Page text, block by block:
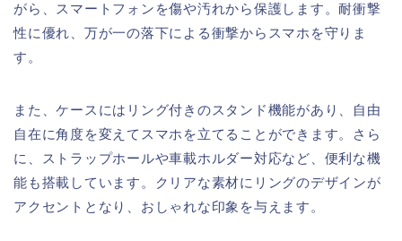
がら、スマートフォンを傷や汚れから保護します。耐衝撃
性に優れ、万が一の落下による衝撃からスマホを守りま
す。
また、ケースにはリング付きのスタンド機能があり、自由
自在に角度を変えてスマホを立てることができます。さら
に、ストラップホールや車載ホルダー対応など、便利な機
能も搭載しています。クリアな素材にリングのデザインが
アクセントとなり、おしゃれな印象を与えます。